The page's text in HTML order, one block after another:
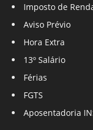
Imposto de
Aviso Prévio
Hora Extra
13º Salário
Férias
FGTS
Aposentadoria